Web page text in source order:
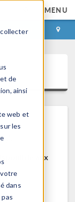
de
ainsi
web et
les
dans
MENU
CONTACT
aux